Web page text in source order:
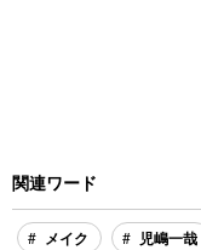
関連ワード
メイク 児嶋一哉